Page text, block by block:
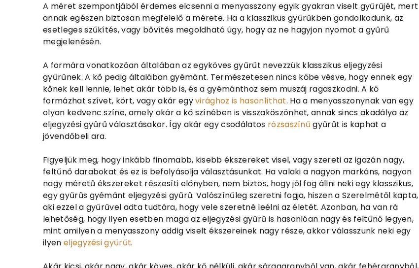
A méret szempontjából érdemes elcsenni a menyasszony egyik gyakran viselt gyűrűjét, mert
annak egészen biztosan megfelelő a mérete. Ha a klasszikus gyűrűkben gondolkodunk, az
esetleges szűkítés, vagy bővítés megoldható úgy, hogy az ne hagyjon nyomot a gyűrű
megjelenésén.
A formára vonatkozóan általában az egyköves gyűrűt nevezzük klasszikus eljegyzési
gyűrűnek. A kő pedig általában gyémánt. Természetesen nincs kőbe vésve, hogy ennek egy
kőnek kell lennie, lehet akár több is, és a gyémánthoz sem muszáj ragaszkodni. A kő
formázhat szívet, kört, vagy akár egyvirághoz is hasonlíthat. Ha a menyasszonynak van egy
olyan kedvenc színe, amely akár a kő színében is visszaköszönhet, annak sincs akadálya az
eljegyzési gyűrű választásakor. Így akár egy csodálatos rózsaszínű gyűrűt is kaphat a
jövendőbeli ara.
Figyeljük meg, hogy inkább finomabb, kisebb ékszereket visel, vagy szereti az igazán nagy,
feltűnő darabokat és ez is befolyásolja választásunkat. Ha valaki a nagyon markáns, nagyon
nagy méretű ékszereket részesíti előnyben, nem biztos, hogy jól fog állni neki egy klasszikus,
egy gyűrűs gyémánt eljegyzési gyűrű. Valószínűleg szeretni fogja, hiszen a Szerelmétől kapta,
aki ezzel a gyűrűvel adta tudtára, hogy vele szeretné leélni az életét. Azonban, ha van rá
lehetőség, hogy ilyen esetben maga az eljegyzési gyűrű is hasonlóan nagy és feltűnő legyen,
mint amilyen a menyasszony addig viselt ékszereinek nagy része, akkor válasszunk neki egy
ilyen eljegyzési gyűrűt.